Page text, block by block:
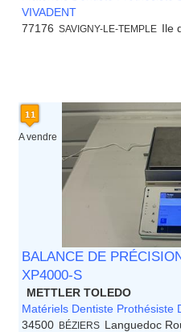
VIVADENT
77176 SAVIGNY-LE-TEMPLE Ile
A vendre
BALANCE DE
XP4000-S
METTLER TOLEDO
Matériels Dentiste Prothésiste
34500
BÉZIERS Languedoc